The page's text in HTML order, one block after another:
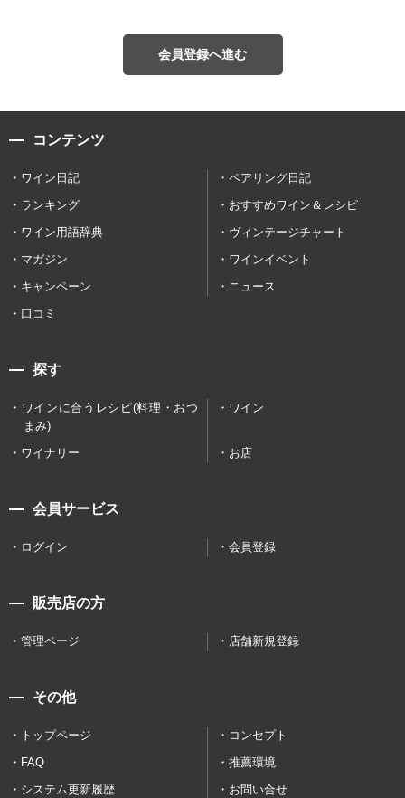
会員登録へ進む
コンテンツ
ワイン日記
ペアリング日記
ランキング
おすすめワイン＆レシピ
ワイン用語辞典
ヴィンテージチャート
マガジン
ワインイベント
キャンペーン
ニュース
口コミ
探す
ワインに合うレシピ(料理・おつ
まみ)
ワイン
ワイナリー お店
会員サービス
ログイン 会員登録
販売店の方
管理ページ 店舗新規登録
その他
トップページ
コンセプト
FAQ
推薦環境
システム更新履歴
お問い合せ